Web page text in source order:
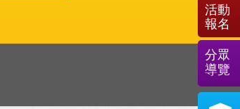
活動
報名
分眾
導覽